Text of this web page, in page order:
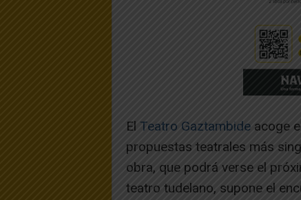
El Teatro Gaztambideacoge
propuestas teatrales más
obra, que podrá verse el
teatro tudelano, supone el